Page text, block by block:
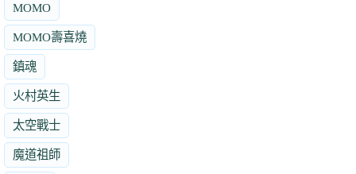
MOMO
MOMO壽喜燒
鎮魂
火村英生
太空戰士
魔道祖師